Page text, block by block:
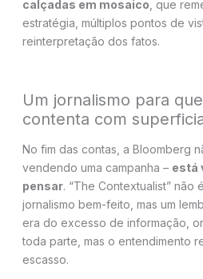
calçadas em mosaico , que
estratégia, múltiplos pontos de
reinterpretação dos fatos.
Um jornalismo para
contenta com
No fim das contas, a Bloomberg
vendendo uma campanha – está
pensar. “The Contextualist” não
jornalismo bem-feito, mas um
era do excesso de informação,
toda parte, mas o entendimento
escasso.